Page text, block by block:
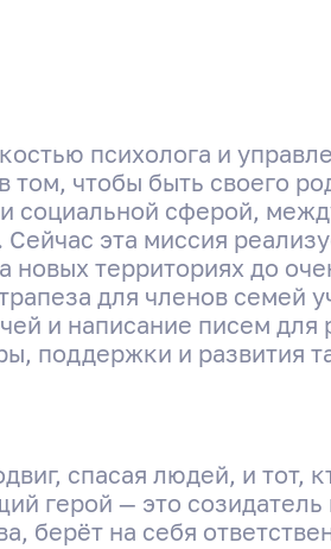
моего
Прокофьевой
психолога и
чтобы быть своего
сферой,
эта миссия
новых территориях до
для членов семей
и написание писем для
поддержки и развития
спасая людей, и тот,
герой — это созидатель
берёт на себя